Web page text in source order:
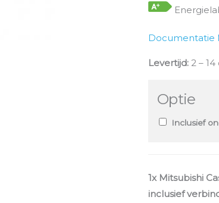
Documentatie
Levertijd: 2 –
Optie
Inclusief
1x Mitsubishi
inclusief